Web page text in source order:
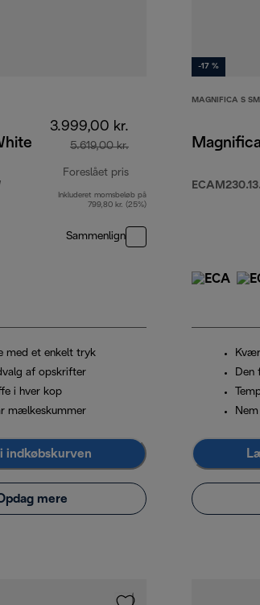
3.999,00 kr.
5.619,00 kr.
Foreslået pris
oprindelig pris 5.619,00
Inkluderet momsbeløb på
799,80 kr. (25%)
Sammenlign
med et enkelt tryk
af opskrifter
i hver kop
mælkeskummer
indkøbskurven
mere
-17 %
MAGNIFICA S
Den